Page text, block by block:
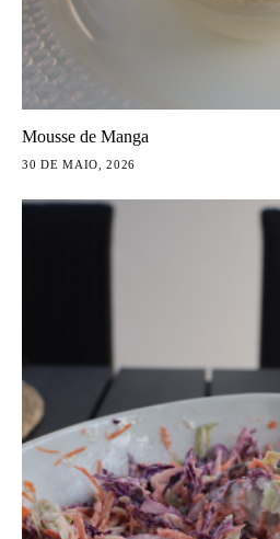
Mousse de Manga
30 DE MAIO, 2026